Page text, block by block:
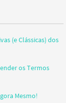
(e Clássicas) dos
os Termos
Mesmo!